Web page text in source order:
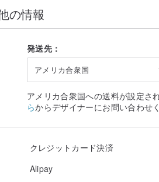
の情報
発送先：
アメリカ合衆国
アメリカ合衆国への送料が設定さ
らからデザイナーにお問い合わせ
クレジットカード決済
Alipay